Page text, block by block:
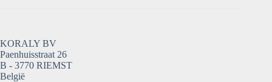
KORALY BV
Paenhuisstraat 26
B - 3770 RIEMST
België